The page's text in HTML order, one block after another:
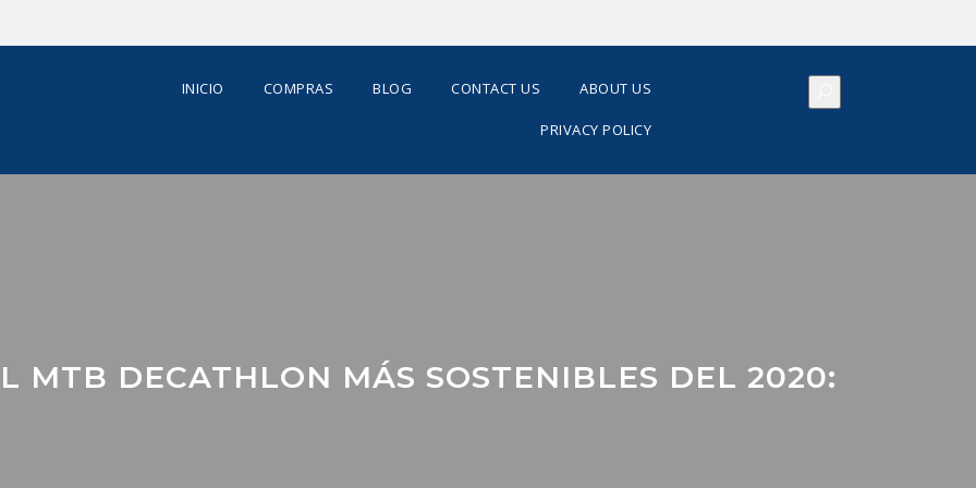
INICIO COMPRAS BLOG CONTACT US ABOUT US
PRIVACY POLICY
MTB DECATHLON MÁS SOSTENIBLES DEL 2020: